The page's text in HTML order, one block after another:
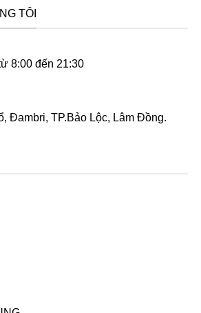
TÔI
8:00 đến 21:30
Đambri, TP.Bảo Lộc, Lâm Đồng.